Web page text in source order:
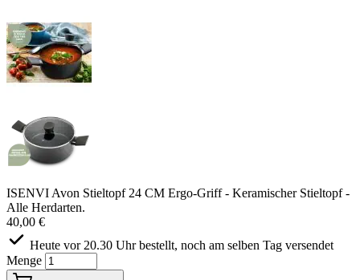
ISENVI Avon Stieltopf 24 CM Ergo-Griff - Keramischer Stieltopf -
Alle Herdarten.
40,00 €
Heute vor 20.30 Uhr bestellt, noch am selben Tag versendet
Menge